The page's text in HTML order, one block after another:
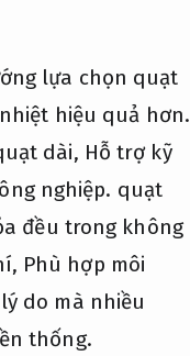
lựa chọn quạt
hiệu quả hơn.
dài, Hỗ trợ kỹ
nghiệp. quạt
đều trong không
Phù hợp môi
do mà nhiều
thống.